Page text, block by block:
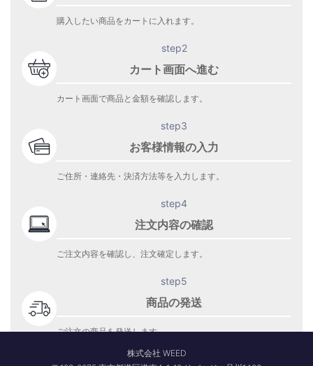
購入したい商品をカートに入れます。
step2
カート画面へ進む
カート画面で商品と金額を確認します。
step3
お客様情報の入力
ご住所・連絡先・決済方法等を入力します。
step4
注文内容の確認
ご注文内容を確認し、注文確定します。
step5
商品の発送
ご注文の商品を発送します。
株式会社 WEED